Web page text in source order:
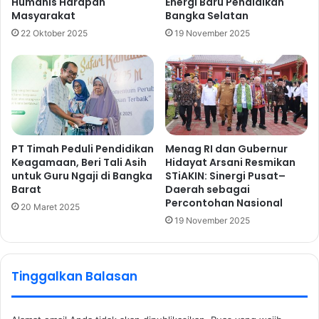
Masyarakat
22 Oktober 2025
Bangka Selatan
19 November 2025
PT Timah Peduli Pendidikan
Keagamaan, Beri Tali Asih
untuk Guru Ngaji di Bangka
Barat
20 Maret 2025
Menag RI dan Gubernur
Hidayat Arsani Resmikan
STiAKIN: Sinergi Pusat–
Daerah sebagai
Percontohan Nasional
19 November 2025
Tinggalkan Balasan